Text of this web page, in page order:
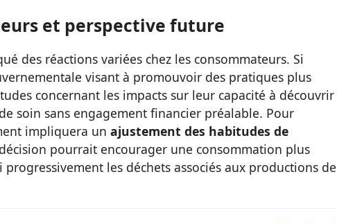
et perspective future
des réactions variées chez les consommateurs. Si
visant à promouvoir des pratiques plus
concernant les impacts sur leur capacité à découvrir
soin sans engagement financier préalable. Pour
impliquera un ajustement des habitudes de
pourrait encourager une consommation plus
les déchets associés aux productions de